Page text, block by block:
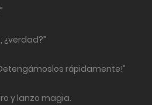
¿verdad?”
rápidamente!”
y lanzo magia.